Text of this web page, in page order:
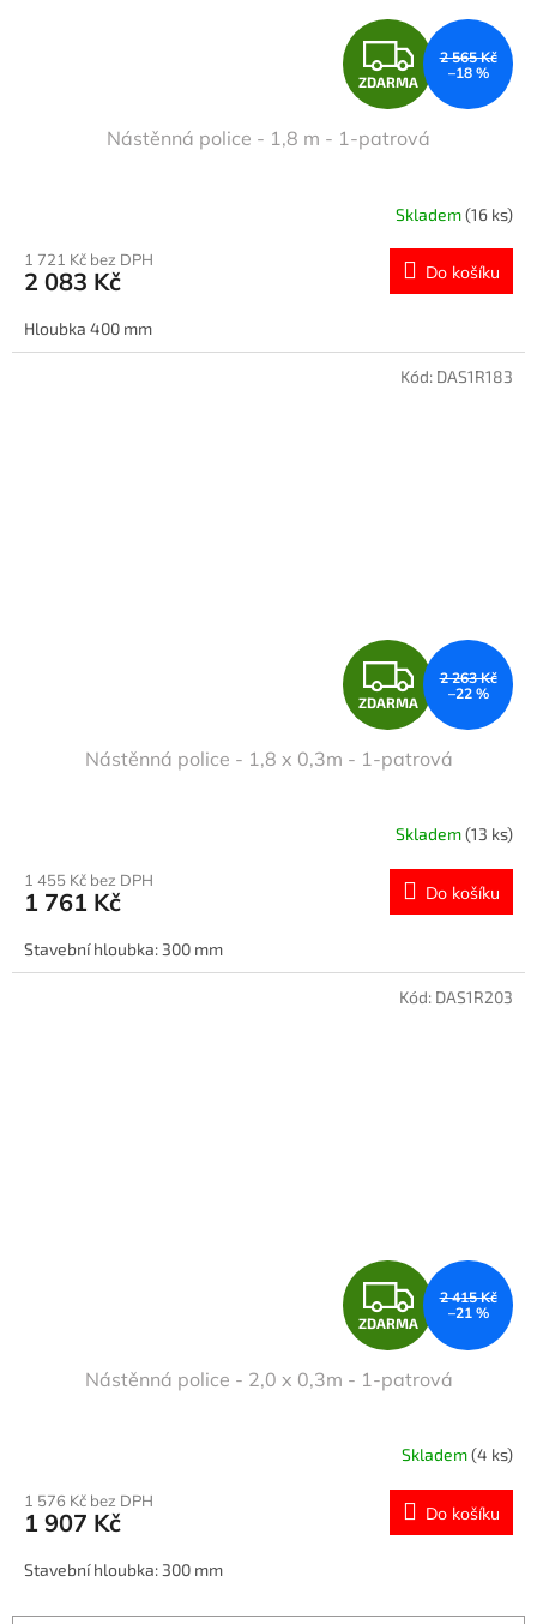
Z
D
A
R
M
A
ZDARMA
2 565 Kč
–18 %
Nástěnná police - 1,8 m - 1-patrová
Skladem(16 ks)
1 721 Kč bez DPH
2 083 Kč Do košíku
Hloubka 400 mm
Z
D
A
R
M
A
ZDARMA
2 263 Kč
–22 %
Nástěnná police - 1,8 x 0,3m - 1-patrová
Skladem(13 ks)
1 455 Kč bez DPH
1 761 Kč Do košíku
Stavební hloubka: 300 mm
Kód: DAS1R183
Z
D
A
R
M
A
ZDARMA
2 415 Kč
–21 %
Nástěnná police - 2,0 x 0,3m - 1-patrová
Skladem(4 ks)
1 576 Kč bez DPH
1 907 Kč Do košíku
Stavební hloubka: 300 mm
Kód: DAS1R203